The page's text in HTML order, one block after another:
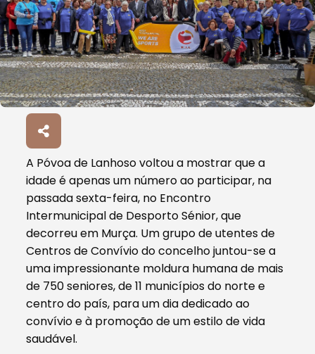
A Póvoa de Lanhoso voltou a mostrar que a
idade é apenas um número ao participar, na
passada sexta-feira, no Encontro
Intermunicipal de Desporto Sénior, que
decorreu em Murça. Um grupo de utentes de
Centros de Convívio do concelho juntou-se a
uma impressionante moldura humana de mais
de 750 seniores, de 11 municípios do norte e
centro do país, para um dia dedicado ao
convívio e à promoção de um estilo de vida
saudável.